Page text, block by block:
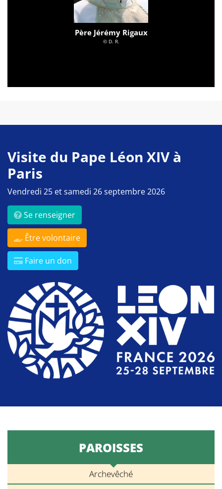
Père Jérémy Rigaux
© D. R.
Visite du Pape Léon XIV à
Paris
Vendredi 25 et samedi 26 septembre 2026
Se renseigner
Être volontaire
Faire un don
PAROISSES
Archevêché